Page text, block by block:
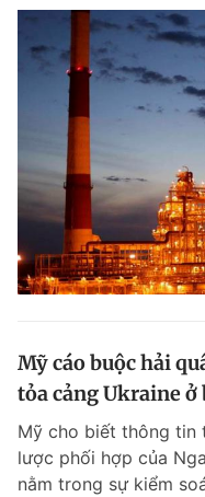
Mỹ cáo buộc hải
tỏa cảng Ukraine
Mỹ cho biết thông tin
lược phối hợp của
nằm trong sự kiểm